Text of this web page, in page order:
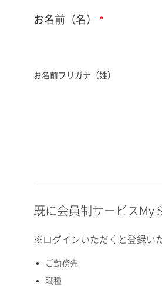
お名前（名）
お名前フリガナ（姓）
英数）
国 / エリア
既に会員制サービスMy
※ログインいただくと登録い
ご勤務先
職種